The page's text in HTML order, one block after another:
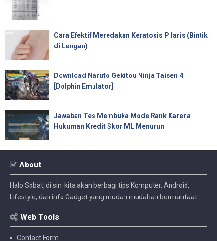
Cara Efektif Meredakan Keratosis Pilaris (Bintik
di Lengan)
Download Naruto Gekitou Ninja Taisen 4
[Dolphin Emulator]
Jawaban Tes Membuka Mode Rank Karena
Hukuman Kredit Skor ML Menurun
About
Halo Sobat, di sini kita akan berbagi tips Komputer, Android,
Lifestyle, dan info Gadget yang mudah mudahan bermanfaat.
Web Tools
Contact Form